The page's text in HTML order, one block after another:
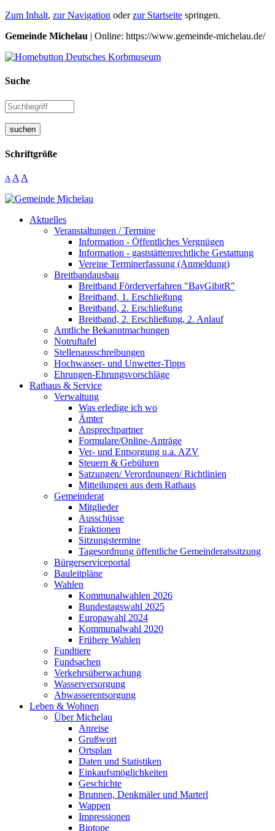
Zum Inhalt, zur Navigation oderzur Startseite springen.
Gemeinde Michelau | Online: https://www.gemeinde-michelau.de/
Suche
suchen
Schriftgröße
A A A
Aktuelles
Veranstaltungen / Termine
Information - Öffentliches Vergnügen
Information - gaststättenrechtliche Gestattung
Vereine Terminerfassung (Anmeldung)
Breitbandausbau
Breitband Förderverfahren "BayGibitR"
Breitband, 1. Erschließung
Breitband, 2. Erschließung
Breitband, 2. Erschließung, 2. Anlauf
Amtliche Bekanntmachungen
Notruftafel
Stellenausschreibungen
Hochwasser- und Unwetter-Tipps
Ehrungen-Ehrungsvorschläge
Rathaus & Service
Verwaltung
Was erledige ich wo
Ämter
Ansprechpartner
Formulare/Online-Anträge
Ver- und Entsorgung u.a. AZV
Steuern & Gebühren
Satzungen/ Verordnungen/ Richtlinien
Mitteilungen aus dem Rathaus
Gemeinderat
Mitglieder
Ausschüsse
Fraktionen
Sitzungstermine
Tagesordnung öffentliche Gemeinderatssitzung
Bürgerserviceportal
Bauleitpläne
Wahlen
Kommunalwahlen 2026
Bundestagswahl 2025
Europawahl 2024
Kommunalwahl 2020
Frühere Wahlen
Fundtiere
Fundsachen
Verkehrsüberwachung
Wasserversorgung
Abwasserentsorgung
Leben & Wohnen
Über Michelau
Anreise
Grußwort
Ortsplan
Daten und Statistiken
Einkaufsmöglichkeiten
Geschichte
Brunnen, Denkmäler und Marterl
Wappen
Impressionen
Biotope